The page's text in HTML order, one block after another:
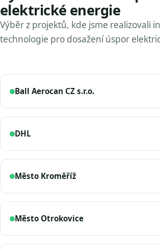
elektrické energie
Výběr z projektů, kde jsme realizovali
technologie pro dosažení úspor
Ball Aerocan CZ s.r.o.
DHL
Město Kroměříž
Město Otrokovice